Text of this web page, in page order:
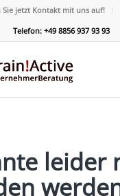
Sie jetzt Kontakt mit uns auf!
Telefon: +49 8856 937 93 93
leider